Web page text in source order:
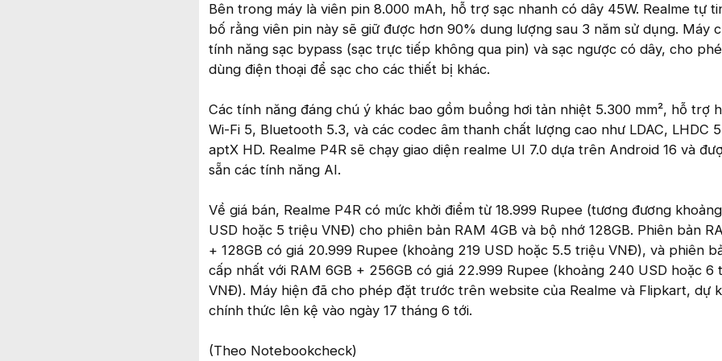
Bên trong máy là viên pin 8.000 mAh, hỗ trợ sạc nhanh có dây 45W. Realme tự
bố rằng viên pin này sẽ giữ được hơn 90% dung lượng sau 3 năm sử dụng. Máy
tính năng sạc bypass (sạc trực tiếp không qua pin) và sạc ngược có dây, cho
dùng điện thoại để sạc cho các thiết bị khác.
Các tính năng đáng chú ý khác bao gồm buồng hơi tản nhiệt 5.300 mm², hỗ trợ
Wi-Fi 5, Bluetooth 5.3, và các codec âm thanh chất lượng cao như LDAC, LHDC
aptX HD. Realme P4R sẽ chạy giao diện realme UI 7.0 dựa trên Android 16 và
sẵn các tính năng AI.
Về giá bán, Realme P4R có mức khởi điểm từ 18.999 Rupee (tương đương
USD hoặc 5 triệu VNĐ) cho phiên bản RAM 4GB và bộ nhớ 128GB. Phiên bản
+ 128GB có giá 20.999 Rupee (khoảng 219 USD hoặc 5.5 triệu VNĐ), và phiên
cấp nhất với RAM 6GB + 256GB có giá 22.999 Rupee (khoảng 240 USD hoặc 6
VNĐ). Máy hiện đã cho phép đặt trước trên website của Realme và Flipkart, dự
chính thức lên kệ vào ngày 17 tháng 6 tới.
(Theo Notebookcheck)